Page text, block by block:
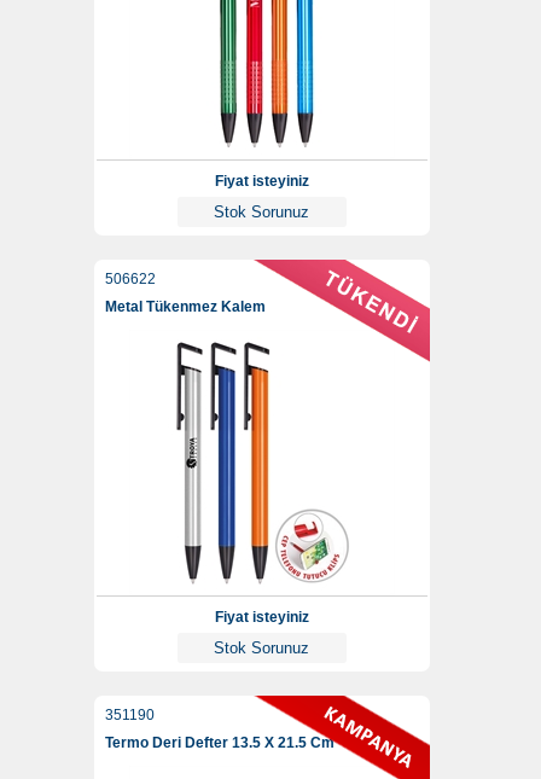
Fiyat isteyiniz
Stok Sorunuz
506622
Metal Tükenmez Kalem
Fiyat isteyiniz
Stok Sorunuz
351190
Termo Deri Defter 13.5 X 21.5 Cm